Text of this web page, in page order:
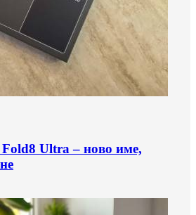
Ultra – ново име,